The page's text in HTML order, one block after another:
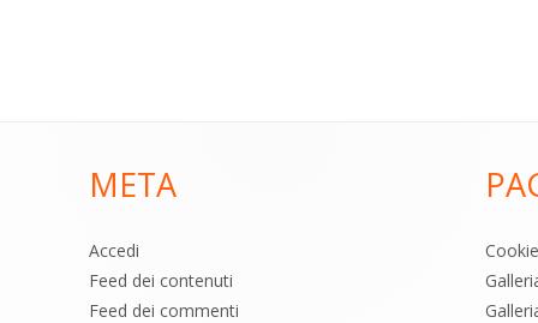
META
Accedi
Feed dei contenuti
Feed dei commenti